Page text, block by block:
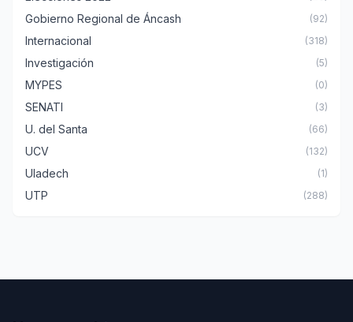
Gobierno Regional de Áncash (92)
Internacional (318)
Investigación (5)
MYPES (0)
SENATI (3)
U. del Santa (66)
UCV (132)
Uladech (1)
UTP (288)